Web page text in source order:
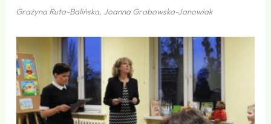
Grażyna Ruta-Balińska, Joanna Grabowska-Janowiak